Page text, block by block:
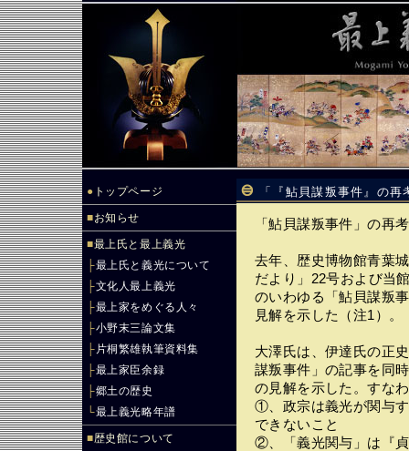
● トップページ
■お知らせ
■最上氏と最上義光
├最上氏と義光について
├文化人最上義光
├最上家をめぐる人々
├小野末三論文集
├ 片桐繁雄執筆資料集
├最上家臣余録
├郷土の歴史
└最上義光略年譜
■歴史館について
「『鮎貝謀叛事件』の
「鮎貝謀叛事件」の再
去年、歴史博物館青葉
だより」22号および当
のいわゆる「鮎貝謀叛
見解を示した（注1）。
大澤氏は、伊達氏の正
謀叛事件」の記事を同
の見解を示した。すな
①、政宗は義光が関与
できないこと
②、「義光関与」は『